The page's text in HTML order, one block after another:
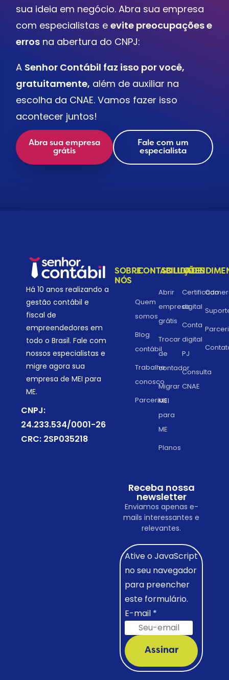
sua ideia em negócio. Abra sua empresa
com especialistas eevite preocupações e
erros na abertura do CNPJ:
A Senhor Contábil faz isso por você,
gratuitamente, além de auxiliar na
escolha da CNAE. Vamos fazer isso
acontecer juntos!
Abra sua empresa
grátis
Fale com um
especialista
Há 10 anos realizando a
gestão contábil e
fiscal de
empreendedores em
todo o Brasil. Fale com
nossos especialistas e
migre agora sua
empresa de MEI para
ME.
CNPJ:
24.233.534/0001-26
CRC: 2SP035218
SOBRE
NÓS
Quem
somos
Blog
contábil
Trabalhe
conosco
Parcerias
CONTABILIDADE
Abrir
empresa
grátis
Trocar
de
contador
Migrar
MEI
para
ME
Planos
SOLUÇÕES
Certificado
digital
Conta
digital
PJ
Consulta
CNAE
Receba nossa
newsletter
Enviamos apenas e-
mails interessantes e
relevantes.
Ative o JavaScript
no seu navegador
para preencher
este formulário.
E-mail *
Assinar